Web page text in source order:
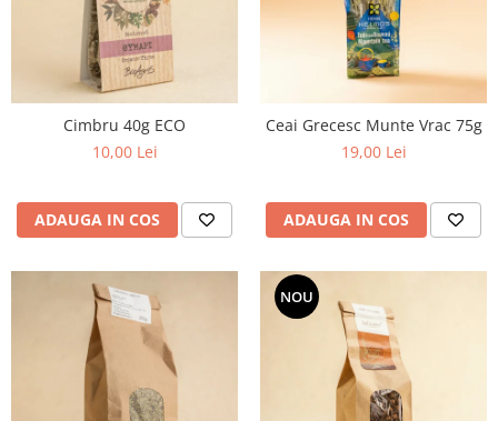
Cimbru 40g ECO
10,00 Lei
ADAUGA IN COS
Ceai Grecesc Munte Vrac 75g
19,00 Lei
ADAUGA IN COS
NOU